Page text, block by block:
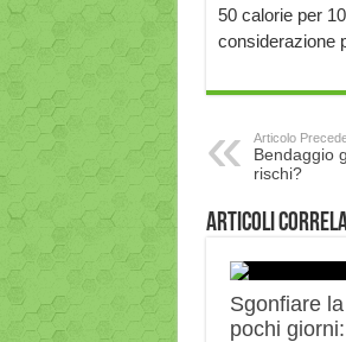
50 calorie per
considerazione
Articolo
Bendaggio
rischi?
Articoli
Sgonfiare
pochi